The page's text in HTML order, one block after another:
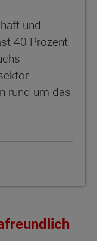
und
40 Prozent
rund um das